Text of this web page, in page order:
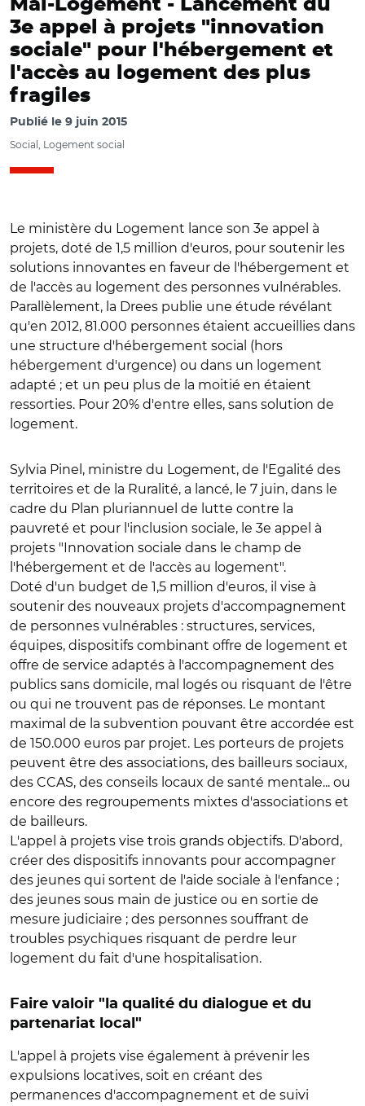
Mal-Logement - Lancement du
3e appel à projets "innovation
sociale" pour l'hébergement et
l'accès au logement des plus
fragiles
Publié le 9 juin 2015
Social, Logement social
Le ministère du Logement lance son 3e appel à
projets, doté de 1,5 million d'euros, pour soutenir les
solutions innovantes en faveur de l'hébergement et
de l'accès au logement des personnes vulnérables.
Parallèlement, la Drees publie une étude révélant
qu'en 2012, 81.000 personnes étaient accueillies dans
une structure d'hébergement social (hors
hébergement d'urgence) ou dans un logement
adapté ; et un peu plus de la moitié en étaient
ressorties. Pour 20% d'entre elles, sans solution de
logement.
Sylvia Pinel, ministre du Logement, de l'Egalité des
territoires et de la Ruralité, a lancé, le 7 juin, dans le
cadre du Plan pluriannuel de lutte contre la
pauvreté et pour l'inclusion sociale, le 3e appel à
projets "Innovation sociale dans le champ de
l'hébergement et de l'accès au logement".
Doté d'un budget de 1,5 million d'euros, il vise à
soutenir des nouveaux projets d'accompagnement
de personnes vulnérables : structures, services,
équipes, dispositifs combinant offre de logement et
offre de service adaptés à l'accompagnement des
publics sans domicile, mal logés ou risquant de l'être
ou qui ne trouvent pas de réponses. Le montant
maximal de la subvention pouvant être accordée est
de 150.000 euros par projet. Les porteurs de projets
peuvent être des associations, des bailleurs sociaux,
des CCAS, des conseils locaux de santé mentale... ou
encore des regroupements mixtes d'associations et
de bailleurs.
L'appel à projets vise trois grands objectifs. D'abord,
créer des dispositifs innovants pour accompagner
des jeunes qui sortent de l'aide sociale à l'enfance ;
des jeunes sous main de justice ou en sortie de
mesure judiciaire ; des personnes souffrant de
troubles psychiques risquant de perdre leur
logement du fait d'une hospitalisation.
Faire valoir "la qualité du dialogue et du
partenariat local"
L'appel à projets vise également à prévenir les
expulsions locatives, soit en créant des
permanences d'accompagnement et de suivi